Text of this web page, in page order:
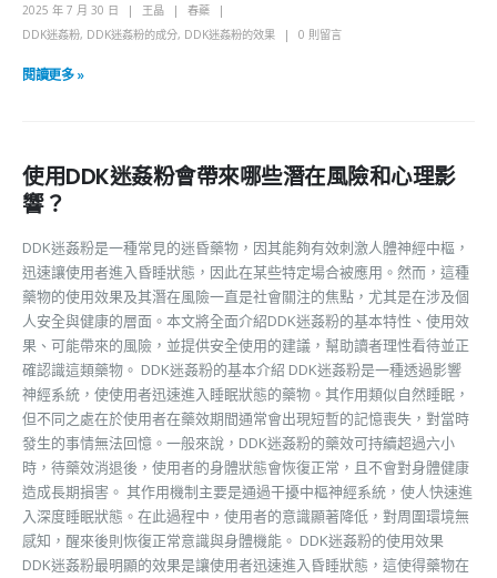
2025 年 7 月 30 日 王晶
春藥
DDK迷姦粉, DDK迷姦粉的成分, DDK迷姦粉的效果 0 則留言
閱讀更多 »
使用DDK迷姦粉會帶來哪些潛在風險和心理影
響？
DDK迷姦粉是一種常見的迷昏藥物，因其能夠有效刺激人體神經中樞，
迅速讓使用者進入昏睡狀態，因此在某些特定場合被應用。然而，這種
藥物的使用效果及其潛在風險一直是社會關注的焦點，尤其是在涉及個
人安全與健康的層面。本文將全面介紹DDK迷姦粉的基本特性、使用效
果、可能帶來的風險，並提供安全使用的建議，幫助讀者理性看待並正
確認識這類藥物。 DDK迷姦粉的基本介紹 DDK迷姦粉是一種透過影響
神經系統，使使用者迅速進入睡眠狀態的藥物。其作用類似自然睡眠，
但不同之處在於使用者在藥效期間通常會出現短暫的記憶喪失，對當時
發生的事情無法回憶。一般來說，DDK迷姦粉的藥效可持續超過六小
時，待藥效消退後，使用者的身體狀態會恢復正常，且不會對身體健康
造成長期損害。 其作用機制主要是通過干擾中樞神經系統，使人快速進
入深度睡眠狀態。在此過程中，使用者的意識顯著降低，對周圍環境無
感知，醒來後則恢復正常意識與身體機能。 DDK迷姦粉的使用效果
DDK迷姦粉最明顯的效果是讓使用者迅速進入昏睡狀態，這使得藥物在